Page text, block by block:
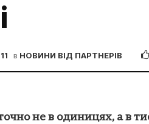
в НОВИНИ ВІД ПАРТНЕРІВ
не в одиницях, а в